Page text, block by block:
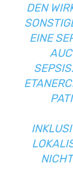
DEN
EINE